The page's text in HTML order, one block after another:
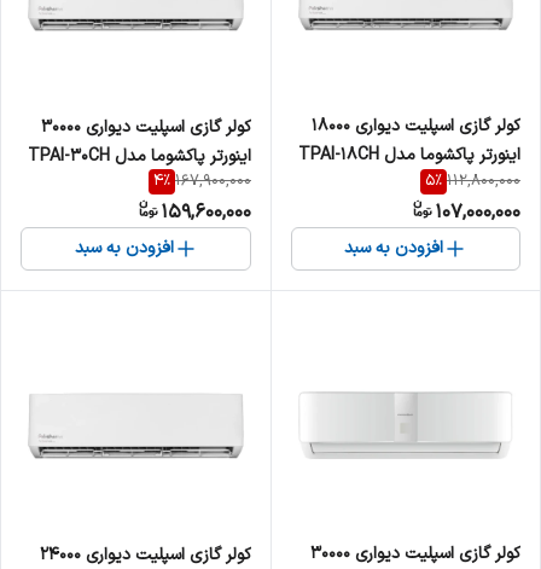
کولر گازی اسپلیت دیواری 18000
اینورتر پاکشوما مدل TPAI-18CH
112,800,000
5%
107,000,000
افزودن به سبد
کولر گازی اسپلیت دیواری 30000
اینورتر پاکشوما مدل TPAI-30CH
167,900,000
4%
159,600,000
افزودن به سبد
کولر گازی اسپلیت دیواری 30000
کولر گازی اسپلیت دیواری 24000